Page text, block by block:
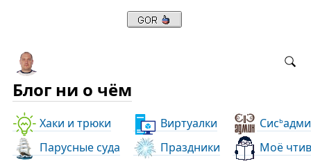
Блог ни о чём
Хаки и трюки Виртуалки Сись
Парусные суда
Праздники Моё